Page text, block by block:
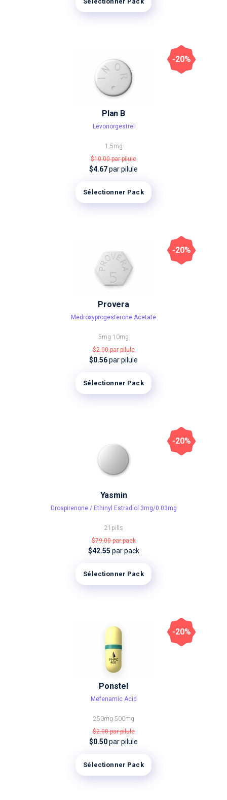
Plan B
Levonorgestrel
1,5mg
$10.00par pilule
$4.67par pilule
Sélectionner Pack
-20%
Provera
Medroxyprogesterone Acetate
5mg 10mg
$2.00par pilule
$0.56par pilule
Sélectionner Pack
-20%
Yasmin
Drospirenone / Ethinyl Estradiol 3mg/0.03mg
21pills
$79.00par pack
$42.55 par pack
Sélectionner Pack
-20%
Ponstel
Mefenamic Acid
250mg 500mg
$2.00par pilule
$0.50par pilule
Sélectionner Pack
-20%